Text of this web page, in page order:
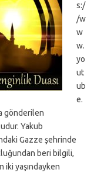
s:/
/w
w
w.
yo
ut
ub
e.
gönderilen
Yakub
Gazze şehrinde
beri bilgili,
iki yaşındayken